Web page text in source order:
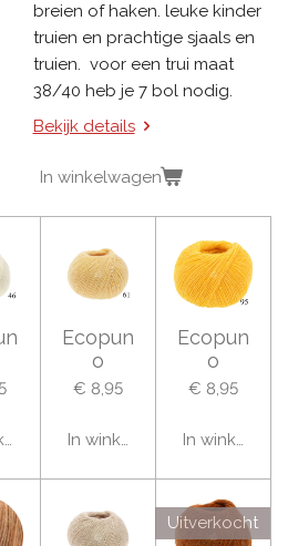
breien of haken. leuke kinder
truien en prachtige sjaals en
truien. voor een trui maat
38/40 heb je 7 bol nodig.
Bekijk details
In winkelwagen
Ecopun
o
€ 8,95
In winkelwagen
Ecopun
o
€ 8,95
In
Uitverkocht